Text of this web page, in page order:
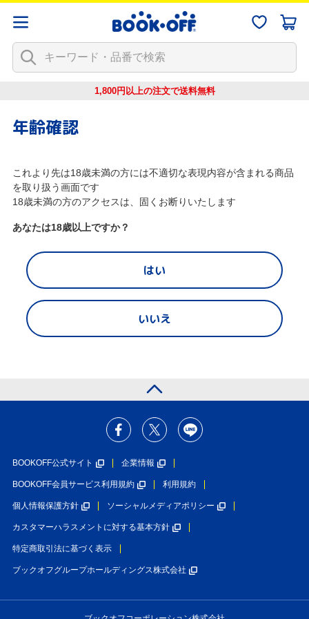
1,800円以上の注文で送料無料
年齢確認
これより先は18歳未満の方には不適切な表現内容が含まれる商品
を取り扱う画面です
18歳未満の方のアクセスは、固くお断りいたします
あなたは18歳以上ですか？
はい
いいえ
BOOKOFF公式サイト 企業情報
BOOKOFF会員サービス利用規約 利用規約
個人情報保護方針 ソーシャルメディアポリシー
カスタマーハラスメントに対する基本方針
特定商取引法に基づく表示
ブックオフグループホールディングス株式会社